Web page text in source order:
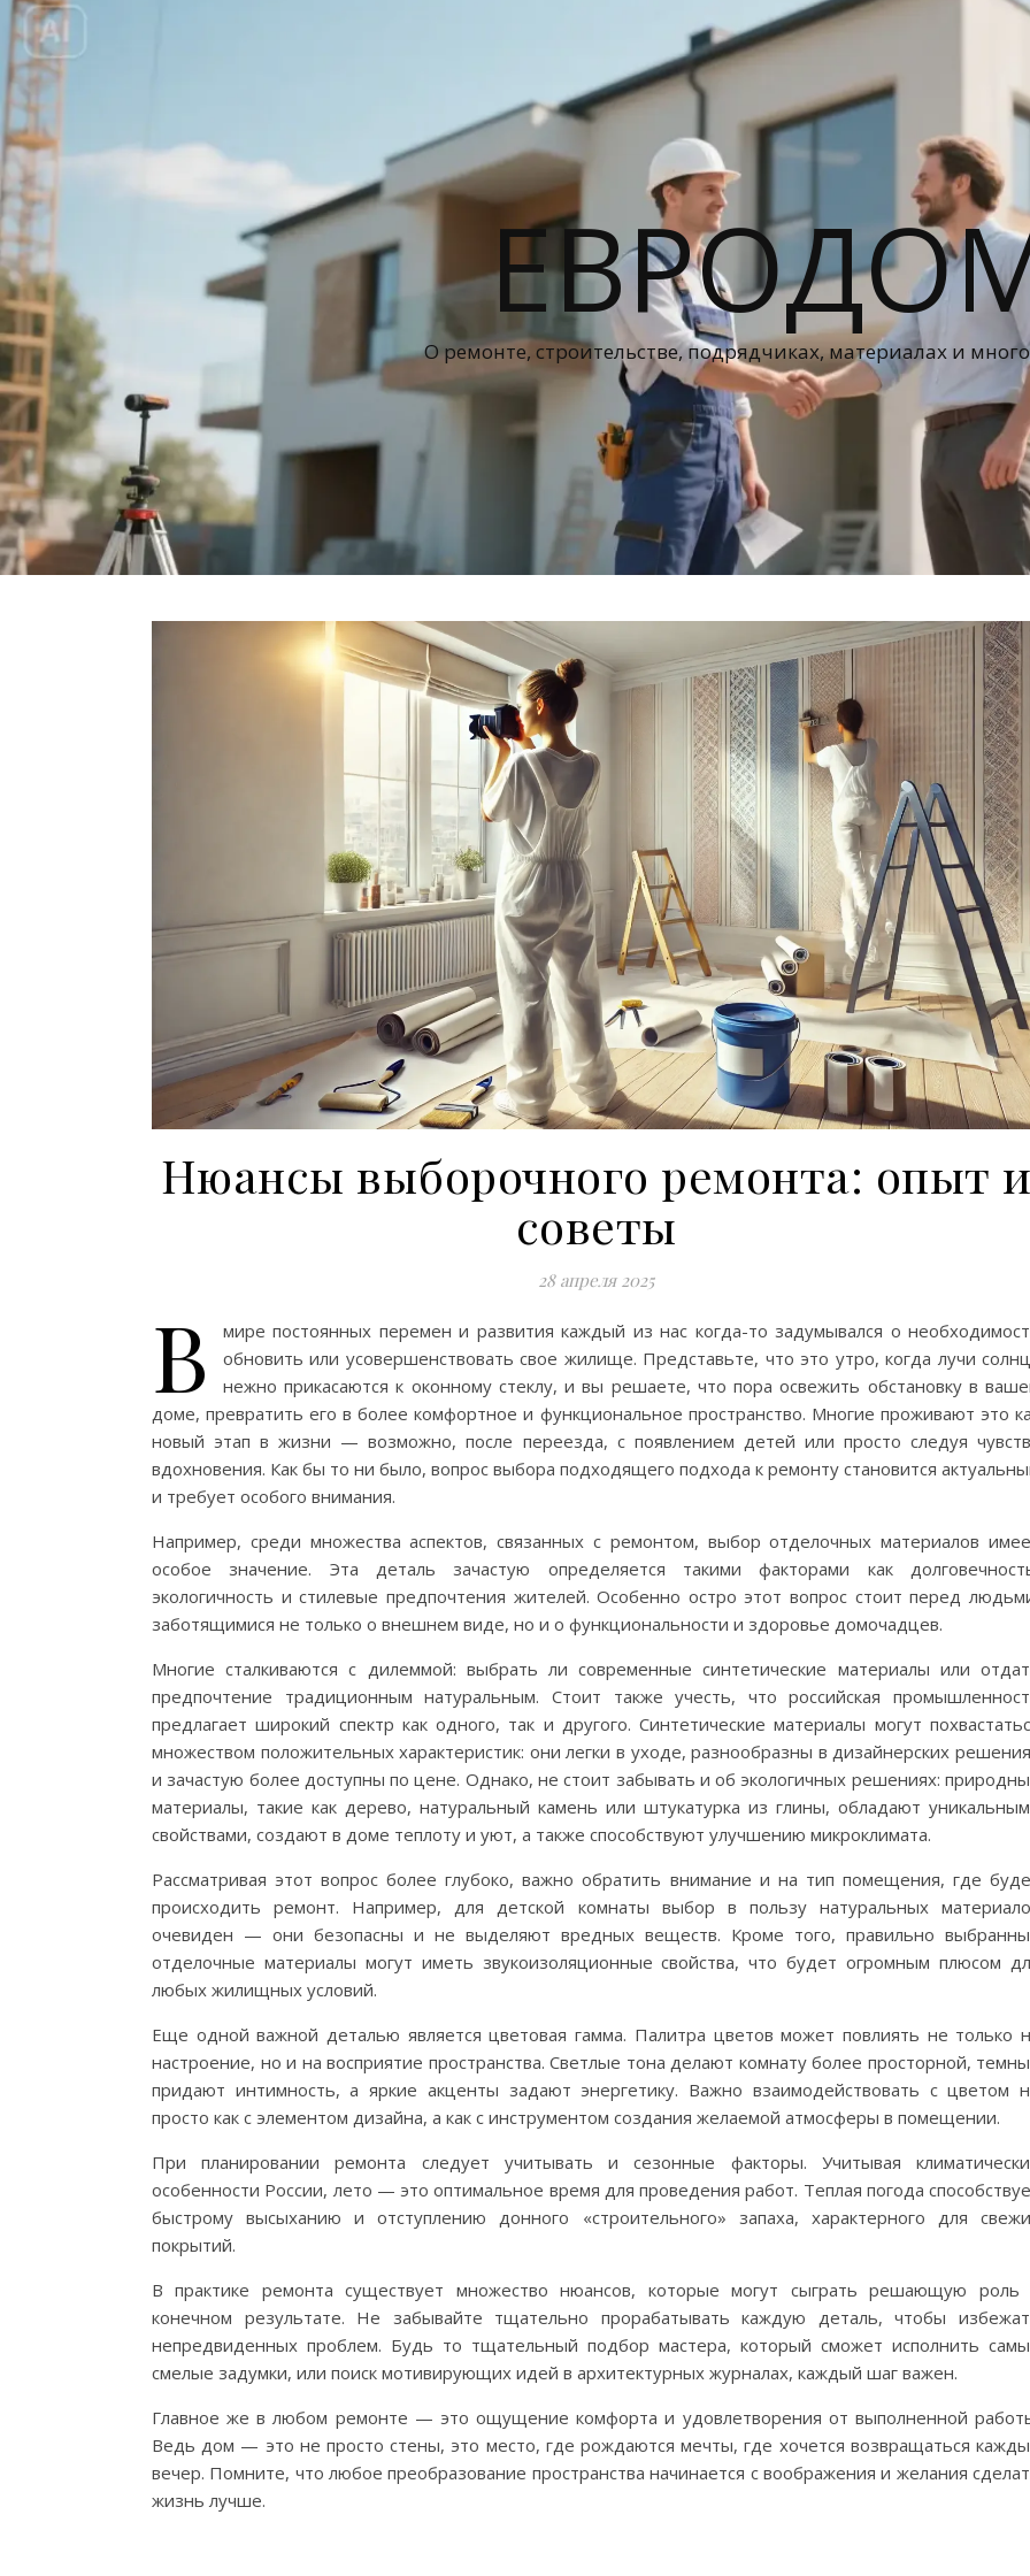
О ремонте, строительстве, подрядчиках, материалах и
Нюансы выборочного ремонта: опыт и
советы
28 апреля 2025
В
мире постоянных перемен и развития каждый из нас когда-то задумывался о
обновить или усовершенствовать свое жилище. Представьте, что это утро, когда лучи
нежно прикасаются к оконному стеклу, и вы решаете, что пора освежить обстановку в
доме, превратить его в более комфортное и функциональное пространство. Многие проживают это
новый этап в жизни — возможно, после переезда, с появлением детей или просто следуя
вдохновения. Как бы то ни было, вопрос выбора подходящего подхода к ремонту становится
и требует особого внимания.
Например, среди множества аспектов, связанных с ремонтом, выбор отделочных материалов
особое значение. Эта деталь зачастую определяется такими факторами как
экологичность и стилевые предпочтения жителей. Особенно остро этот вопрос стоит перед
заботящимися не только о внешнем виде, но и о функциональности и здоровье домочадцев.
Многие сталкиваются с дилеммой: выбрать ли современные синтетические материалы или
предпочтение традиционным натуральным. Стоит также учесть, что российская
предлагает широкий спектр как одного, так и другого. Синтетические материалы могут
множеством положительных характеристик: они легки в уходе, разнообразны в дизайнерских
и зачастую более доступны по цене. Однако, не стоит забывать и об экологичных решениях:
материалы, такие как дерево, натуральный камень или штукатурка из глины, обладают
свойствами, создают в доме теплоту и уют, а также способствуют улучшению микроклимата.
Рассматривая этот вопрос более глубоко, важно обратить внимание и на тип помещения, где
происходить ремонт. Например, для детской комнаты выбор в пользу натуральных
очевиден — они безопасны и не выделяют вредных веществ. Кроме того, правильно
отделочные материалы могут иметь звукоизоляционные свойства, что будет огромным плюсом
любых жилищных условий.
Еще одной важной деталью является цветовая гамма. Палитра цветов может повлиять не только
настроение, но и на восприятие пространства. Светлые тона делают комнату более просторной,
придают интимность, а яркие акценты задают энергетику. Важно взаимодействовать с цветом
просто как с элементом дизайна, а как с инструментом создания желаемой атмосферы в помещении.
При планировании ремонта следует учитывать и сезонные факторы. Учитывая
особенности России, лето — это оптимальное время для проведения работ. Теплая погода
быстрому высыханию и отступлению донного «строительного» запаха, характерного для
покрытий.
В практике ремонта существует множество нюансов, которые могут сыграть решающую роль
конечном результате. Не забывайте тщательно прорабатывать каждую деталь, чтобы
непредвиденных проблем. Будь то тщательный подбор мастера, который сможет исполнить
смелые задумки, или поиск мотивирующих идей в архитектурных журналах, каждый шаг важен.
Главное же в любом ремонте — это ощущение комфорта и удовлетворения от выполненной
Ведь дом — это не просто стены, это место, где рождаются мечты, где хочется возвращаться
вечер. Помните, что любое преобразование пространства начинается с воображения и желания
жизнь лучше.